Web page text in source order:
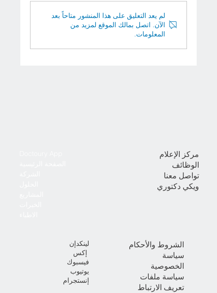
لم يعد التعليق على هذا المنشور متاحاً بعد
الآن. اتصل بمالك الموقع لمزيد من
المعلومات.
مركز الإعلام
الوظائف
تواصل معنا
ويكي دكتوري
الشروط والأحكام
سياسة
الخصوصية
سياسة ملفات
تعريف الارتباط
لينكدإن
فيسبوك
يوتيوب
إنستجرام